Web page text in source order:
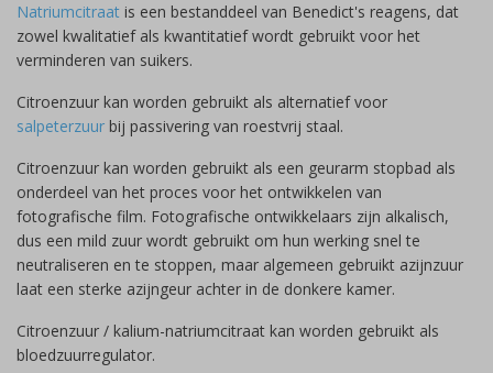
Natriumcitraat is een bestanddeel van Benedict's reagens, dat
zowel kwalitatief als kwantitatief wordt gebruikt voor het
verminderen van suikers.
Citroenzuur kan worden gebruikt als alternatief voor
salpeterzuur bij passivering van roestvrij staal.
Citroenzuur kan worden gebruikt als een geurarm stopbad als
onderdeel van het proces voor het ontwikkelen van
fotografische film. Fotografische ontwikkelaars zijn alkalisch,
dus een mild zuur wordt gebruikt om hun werking snel te
neutraliseren en te stoppen, maar algemeen gebruikt azijnzuur
laat een sterke azijngeur achter in de donkere kamer.
Citroenzuur / kalium-natriumcitraat kan worden gebruikt als
bloedzuurregulator.